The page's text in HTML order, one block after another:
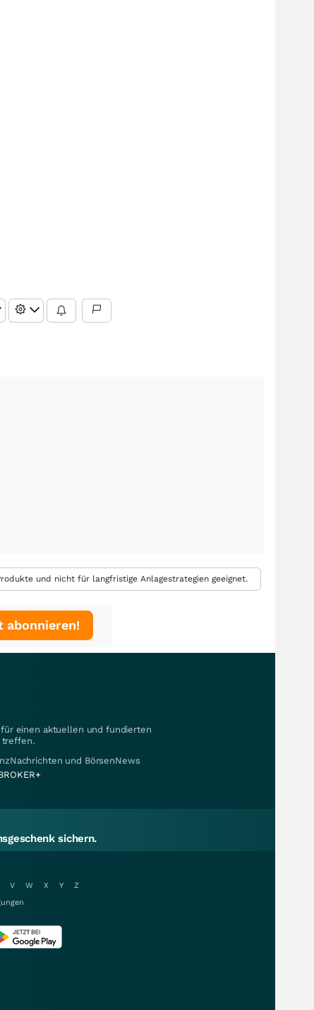
und nicht für langfristige Anlagestrategien geeignet.
abonnieren!
einen aktuellen und fundierten
treffen.
und BörsenNews
sichern.
V W X Y
Z